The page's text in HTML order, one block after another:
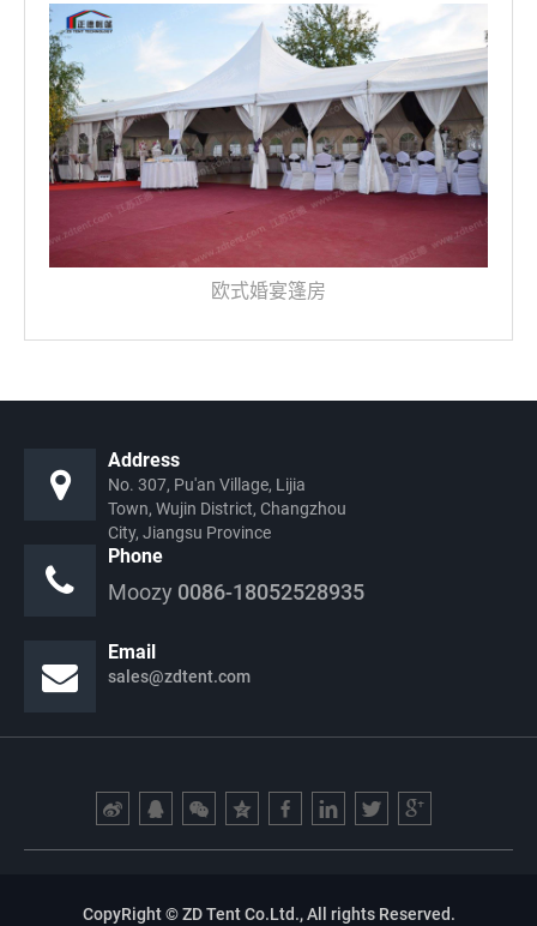
欧式婚宴篷房
Address
No. 307, Pu'an Village, Lijia
Town, Wujin District, Changzhou
City, Jiangsu Province
Phone
Moozy 0086-18052528935
Email
sales@zdtent.com
CopyRight © ZD Tent Co.Ltd., All rights Reserved.